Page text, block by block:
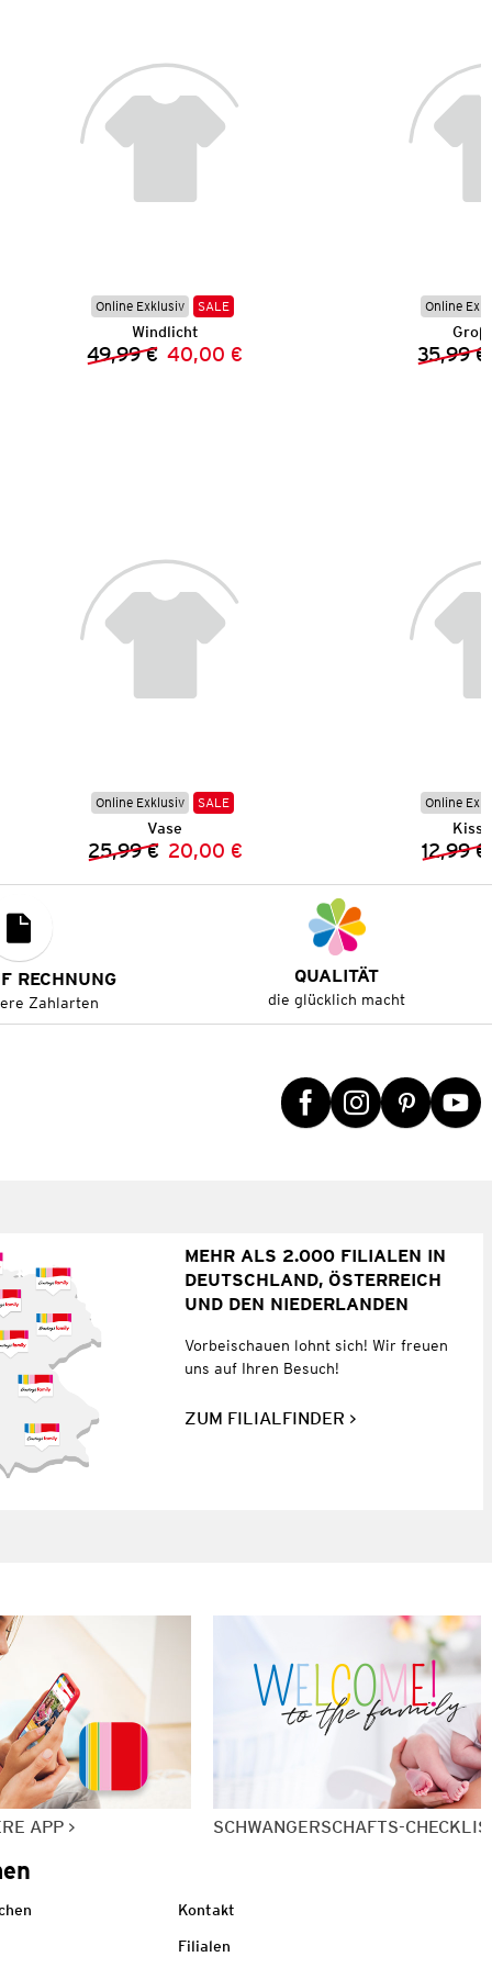
Online Exklusiv SALE
Windlicht
Vorheriger Preis:
49,99 € Neuer Preis:
40,00 €
Online
35,99 €
Online Exklusiv SALE
Vase
Vorheriger Preis:
25,99 € Neuer Preis:
20,00 €
Online
12,99 €
RECHNUNG
Zahlarten
QUALITÄT
die glücklich macht
MEHR ALS 2.000 FILIALEN IN
DEUTSCHLAND, ÖSTERREICH
UND DEN NIEDERLANDEN
Vorbeischauen lohnt sich! Wir freuen
uns auf Ihren Besuch!
ZUM FILIALFINDER
APP SCHWANGERSCHAFTS-
Kontakt
Filialen